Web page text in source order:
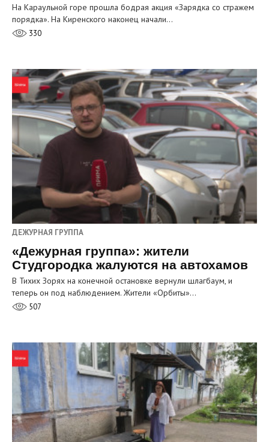
На Караульной горе прошла бодрая акция «Зарядка со стражем
порядка». На Киренского наконец начали…
330
ДЕЖУРНАЯ ГРУППА
«Дежурная группа»: жители
Студгородка жалуются на автохамов
В Тихих Зорях на конечной остановке вернули шлагбаум, и
теперь он под наблюдением. Жители «Орбиты»…
507